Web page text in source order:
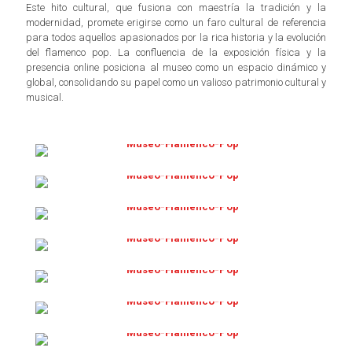
Este hito cultural, que fusiona con maestría la tradición y la
modernidad, promete erigirse como un faro cultural de referencia
para todos aquellos apasionados por la rica historia y la evolución
del flamenco pop. La confluencia de la exposición física y la
presencia online posiciona al museo como un espacio dinámico y
global, consolidando su papel como un valioso patrimonio cultural y
musical.